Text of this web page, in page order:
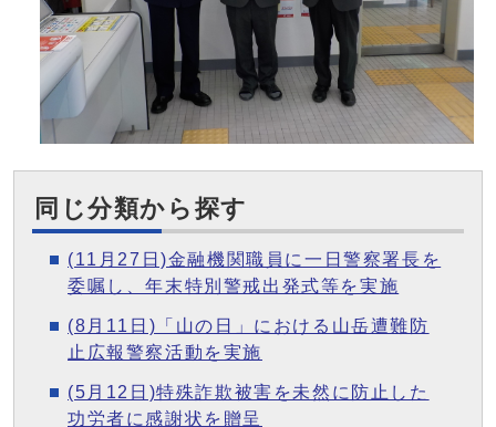
同じ分類から探す
(11月27日)金融機関職員に一日警察署長を
委嘱し、年末特別警戒出発式等を実施
(8月11日)「山の日」における山岳遭難防
止広報警察活動を実施
(5月12日)特殊詐欺被害を未然に防止した
功労者に感謝状を贈呈